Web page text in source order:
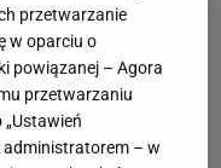
przetwarzanie
w oparciu o
powiązanej – Agora
przetwarzaniu
administratorem – w